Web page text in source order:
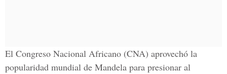
El Congreso Nacional Africano (CNA) aprovechó la
popularidad mundial de Mandela para presionar al